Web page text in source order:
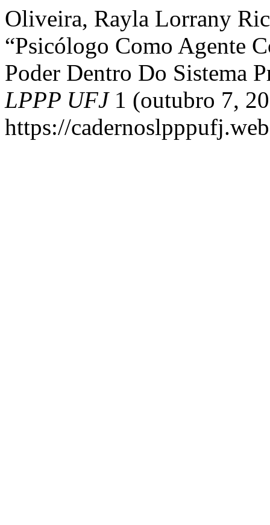
Oliveira, Rayla Lorrany
“Psicólogo Como Agente
Poder Dentro Do Sistema
LPPP UFJ1 (outubro 7,
https://